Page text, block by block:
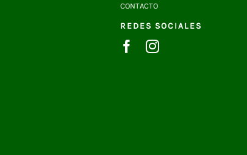
CONTACTO
REDES SOCIALES